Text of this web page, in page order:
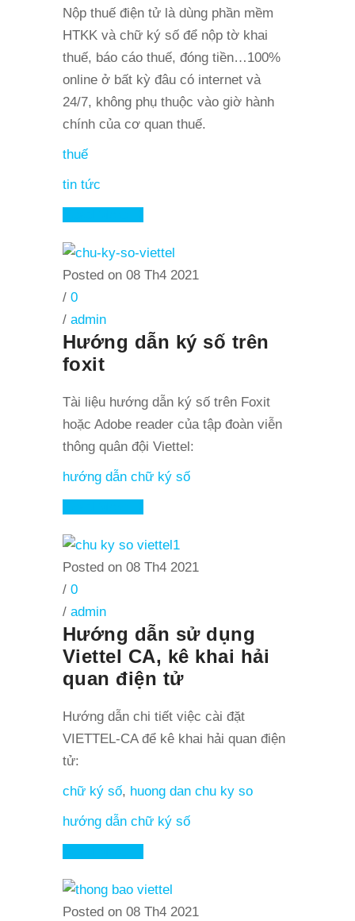
Nộp thuế điện tử là dùng phần mềm
HTKK và chữ ký số để nộp tờ khai
thuế, báo cáo thuế, đóng tiền…100%
online ở bất kỳ đâu có internet và
24/7, không phụ thuộc vào giờ hành
chính của cơ quan thuế.
thuế
tin tức
Posted on 08 Th4 2021
/ 0
/ admin
Hướng dẫn ký số trên
foxit
Tài liệu hướng dẫn ký số trên Foxit
hoặc Adobe reader của tập đoàn viễn
thông quân đội Viettel:
hướng dẫn chữ ký số
Posted on 08 Th4 2021
/ 0
/ admin
Hướng dẫn sử dụng
Viettel CA, kê khai hải
quan điện tử
Hướng dẫn chi tiết việc cài đặt
VIETTEL-CA để kê khai hải quan điện
tử:
chữ ký số, huong dan chu ky so
hướng dẫn chữ ký số
Posted on 08 Th4 2021